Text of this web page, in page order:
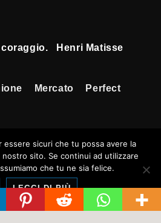
coraggio. Henri Matisse
Mercato
Perfect
Tempi Rossoneri |
responsive
essere sicuri che tu possa avere la
sito. Se continui ad utilizzare
che tu ne sia felice.
LEGGI DI PIÙ